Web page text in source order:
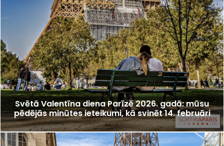
Svētā Valentīna diena Parīzē 2026. gadā: mūsu
pēdējās minūtes ieteikumi, kā svinēt 14. februāri